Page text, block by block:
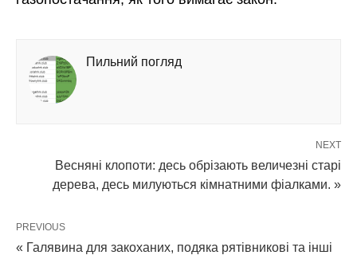
Пильний погляд
NEXT
Весняні клопоти: десь обрізають величезні старі
дерева, десь милуються кімнатними фіалками. »
PREVIOUS
« Галявина для закоханих, подяка рятівникові та інші